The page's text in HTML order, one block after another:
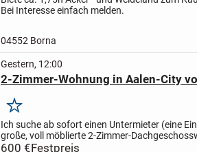
Bei Interesse einfach melden.
04552 Borna
Gestern, 12:00
2-Zimmer-Wohnung in Aalen-City
Merken
Ich suche ab sofort einen Untermieter (eine
große, voll möblierte 2-Zimmer-
Aalen-City.Top-Lage
600 €Festpreis